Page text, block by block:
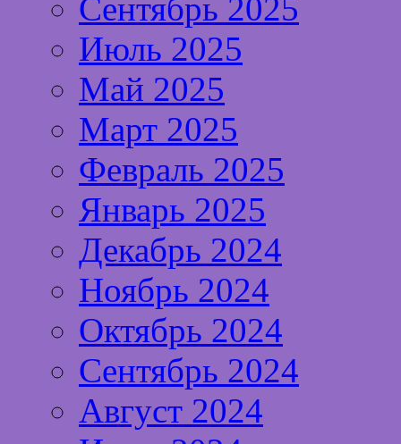
Сентябрь 2025
Июль 2025
Май 2025
Март 2025
Февраль 2025
Январь 2025
Декабрь 2024
Ноябрь 2024
Октябрь 2024
Сентябрь 2024
Август 2024